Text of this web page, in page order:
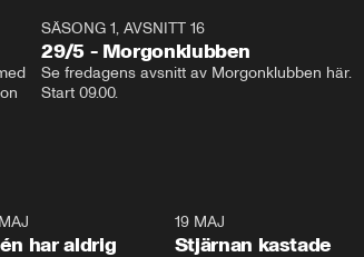
SÄSONG 1, AVSNITT 16
29/5 - Morgonklubben
Se fredagens avsnitt av Morgonklubben här.
har aldrig
19 MAJ
Stjärnan kastade